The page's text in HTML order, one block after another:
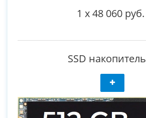
1 x48 060 руб.
SSD накопитель